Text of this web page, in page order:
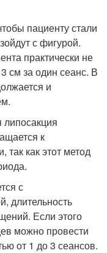
пациенту стали
с фигурой.
практически не
см за один сеанс. В
и
липосакция
к
так как этот метод
с
длительность
Если этого
можно провести
от 1 до 3 сеансов.